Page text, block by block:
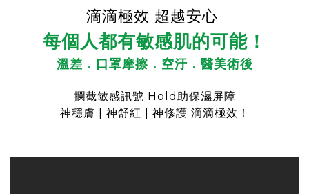
滴滴極效 超越安心
每個人都有敏感肌的可能！
溫差．口罩摩擦．空汙．醫美術後
攔截敏感訊號 Hold助保濕屏障
神穩膚 | 神舒紅
神修護 滴滴極效！